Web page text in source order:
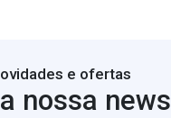
e ofertas
nossa